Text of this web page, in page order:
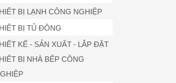
BỊ LẠNH CÔNG NGHIỆP
BỊ TỦ ĐÔNG
KẾ - SẢN XUẤT - LẮP ĐẶT
BỊ NHÀ BẾP CÔNG